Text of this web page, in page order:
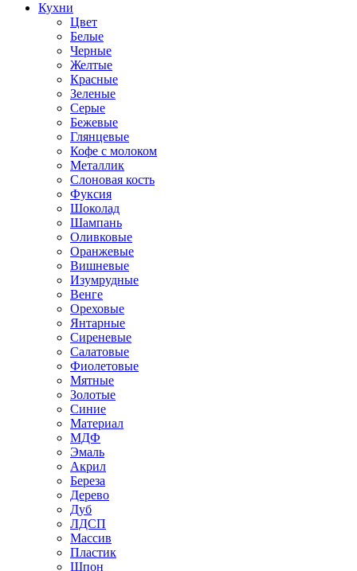
Кухни
Цвет
Белые
Черные
Желтые
Красные
Зеленые
Серые
Бежевые
Глянцевые
Кофе с молоком
Металлик
Слоновая кость
Фуксия
Шоколад
Шампань
Оливковые
Оранжевые
Вишневые
Изумрудные
Венге
Ореховые
Янтарные
Сиреневые
Салатовые
Фиолетовые
Мятные
Золотые
Синие
Материал
МДФ
Эмаль
Акрил
Береза
Дерево
Дуб
ЛДСП
Массив
Пластик
Шпон